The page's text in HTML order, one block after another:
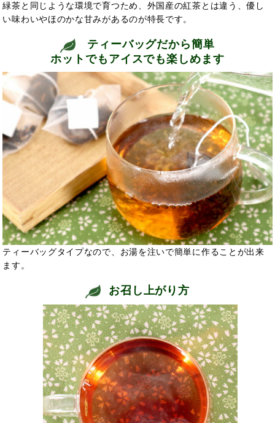
緑茶と同じような環境で育つため、外国産の紅茶とは違う、優し
い味わいやほのかな甘みがあるのが特長です。
ティーバッグだから簡単
ホットでもアイスでも楽しめます
ティーバッグタイプなので、お湯を注いで簡単に作ることが出来
ます。
お召し上がり方